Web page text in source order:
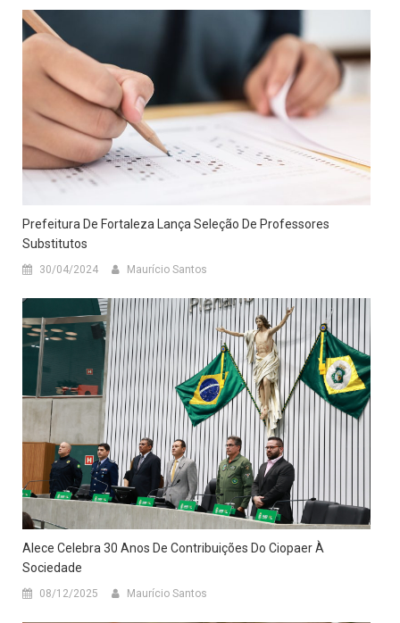
Prefeitura De Fortaleza Lança Seleção De Professores
Substitutos
30/04/2024 Maurício Santos
Alece Celebra 30 Anos De Contribuições Do Ciopaer À
Sociedade
08/12/2025 Maurício Santos